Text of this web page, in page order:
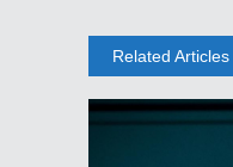
Related Articles